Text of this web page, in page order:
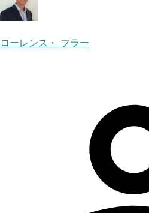
ローレンス・ フラー